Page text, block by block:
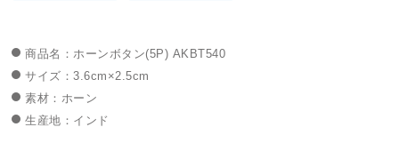
商品名：ホーンボタン(5P) AKBT540
サイズ：3.6cm×2.5cm
素材：ホーン
生産地：インド